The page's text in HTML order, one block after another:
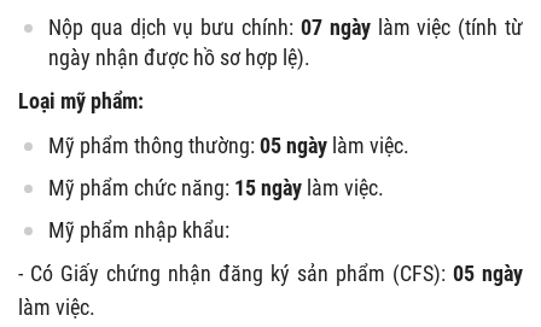
Nộp qua dịch vụ bưu chính: 07 ngàylàm việc (tính từ
ngày nhận được hồ sơ hợp lệ).
Loại mỹ phẩm:
Mỹ phẩm thông thường:05 ngày làm việc.
Mỹ phẩm chức năng: 15 ngày làm việc.
Mỹ phẩm nhập khẩu:
- Có Giấy chứng nhận đăng ký sản phẩm (CFS): 05 ngày
làm việc.